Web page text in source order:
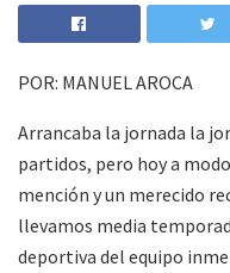
POR: MANUEL AROCA
Arrancaba la jornada la
partidos, pero hoy a
mención y un merecido
llevamos media
deportiva del equipo